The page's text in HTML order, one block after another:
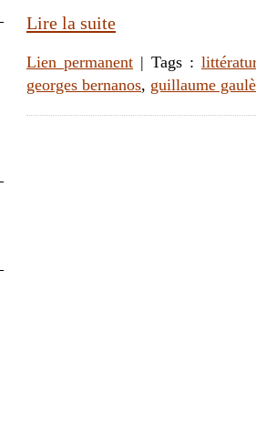
Lire la suite
Lien permanent | Tags :
georges bernanos, guillaume